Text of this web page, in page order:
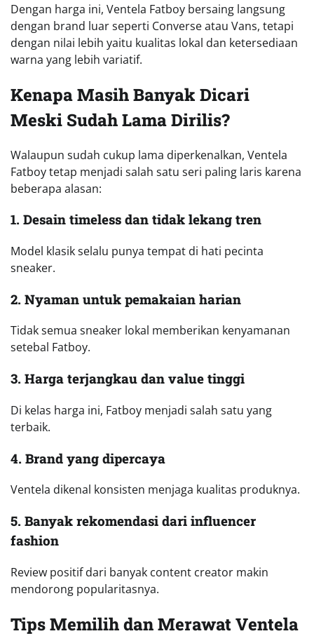
Dengan harga ini, Ventela Fatboy bersaing langsung
dengan brand luar seperti Converse atau Vans, tetapi
dengan nilai lebih yaitu kualitas lokal dan ketersediaan
warna yang lebih variatif.
Kenapa Masih Banyak Dicari
Meski Sudah Lama Dirilis?
Walaupun sudah cukup lama diperkenalkan, Ventela
Fatboy tetap menjadi salah satu seri paling laris karena
beberapa alasan:
1. Desain timeless dan tidak lekang tren
Model klasik selalu punya tempat di hati pecinta
sneaker.
2. Nyaman untuk pemakaian harian
Tidak semua sneaker lokal memberikan kenyamanan
setebal Fatboy.
3. Harga terjangkau dan value tinggi
Di kelas harga ini, Fatboy menjadi salah satu yang
terbaik.
4. Brand yang dipercaya
Ventela dikenal konsisten menjaga kualitas produknya.
5. Banyak rekomendasi dari influencer
fashion
Review positif dari banyak content creator makin
mendorong popularitasnya.
Tips Memilih dan Merawat Ventela